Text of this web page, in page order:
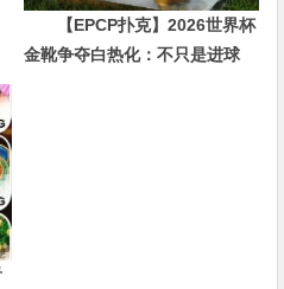
【EPCP扑克】2026世界杯
金靴争夺白热化：不只是进球